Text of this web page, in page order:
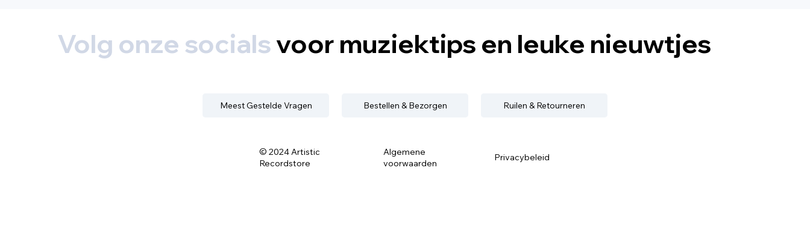
Volg onze socialsvoor muziektips en leuke nieuwtjes
Meest Gestelde Vragen Bestellen & Bezorgen Ruilen & Retourneren
© 2024 Artistic
Recordstore
Algemene
voorwaarden
Privacybeleid